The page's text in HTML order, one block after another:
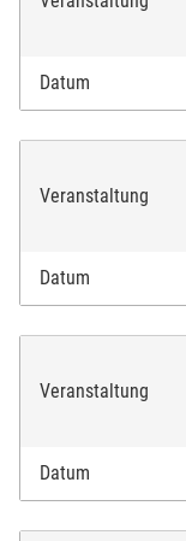
Datum
Veranstaltung
Datum
Veranstaltung
Datum